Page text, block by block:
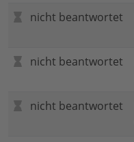
nicht beantwortet
nicht beantwortet
nicht beantwortet